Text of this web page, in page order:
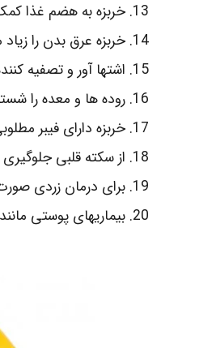
خربزه به هضم غذا
خربزه عرق بدن را
اشتها آور و تصفیه
روده‌ ها و معده را
خربزه دارای فیبر
از سکته قلبی
برای درمان زردی
بیماریهای پوستی